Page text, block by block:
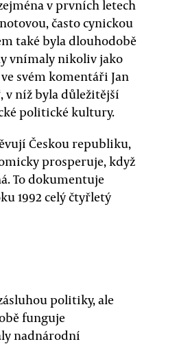
v prvních letech
často cynickou
také byla dlouhodobě
vnímaly nikoliv jako
svém komentáři Jan
v níž byla důležitější
politické kultury.
Českou republiku,
prosperuje, když
To dokumentuje
1992 celý čtyřletý
politiky, ale
funguje
nadnárodní